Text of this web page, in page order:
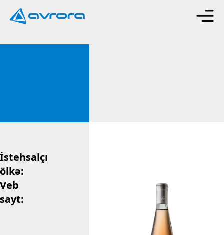
İstehsalçı
ölkə:
Veb
sayt: